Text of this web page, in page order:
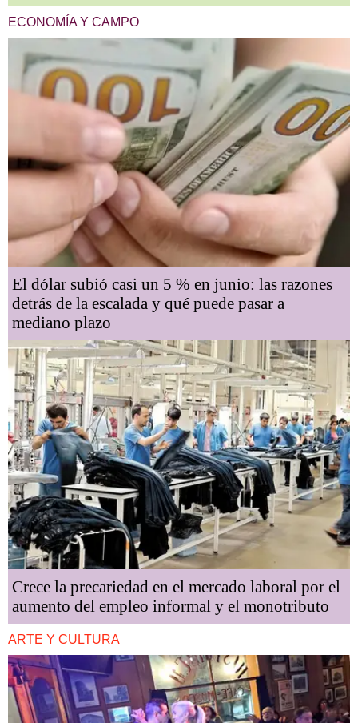
ECONOMÍA Y CAMPO
El dólar subió casi un 5 % en junio: las razones
detrás de la escalada y qué puede pasar a
mediano plazo
Crece la precariedad en el mercado laboral por el
aumento del empleo informal y el monotributo
ARTE Y CULTURA